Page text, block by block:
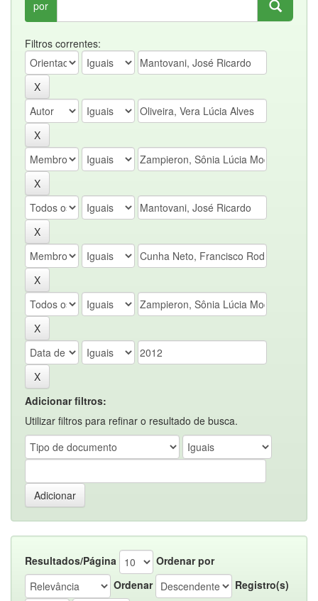
por
Filtros correntes:
Adicionar filtros:
Utilizar filtros para refinar o resultado de busca.
Resultados/Página
Ordenar por
Ordenar
Registro(s)